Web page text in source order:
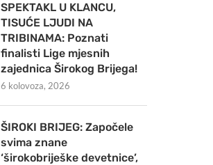
SPEKTAKL U KLANCU,
TISUĆE LJUDI NA
TRIBINAMA: Poznati
finalisti Lige mjesnih
zajednica Širokog Brijega!
6 kolovoza, 2026
ŠIROKI BRIJEG: Započele
svima znane
‘širokobriješke devetnice’,